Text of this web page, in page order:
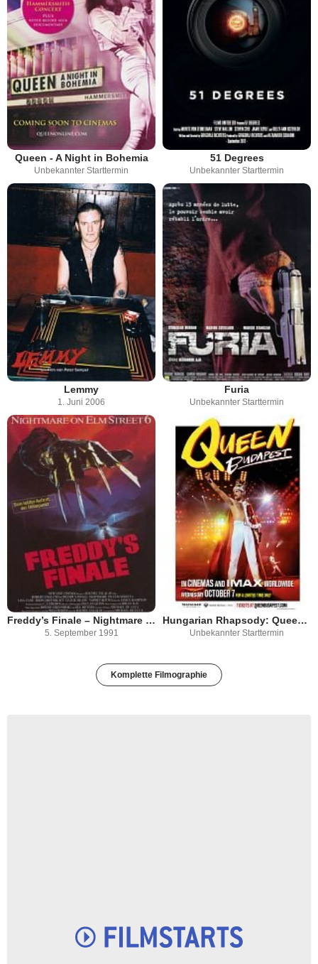
Queen - A Night in Bohemia
Unbekannter Starttermin
51 Degrees
Unbekannter Starttermin
Lemmy
1. Juni 2006
Furia
Unbekannter Starttermin
Freddy’s Finale – Nightmare on Elm Street 6
5. September 1991
Hungarian Rhapsody: Queen Live In Budapest '86
Unbekannter Starttermin
Komplette Filmographie